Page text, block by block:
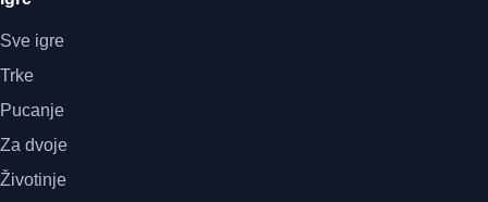
Sve igre
Trke
Pucanje
Za dvoje
Životinje